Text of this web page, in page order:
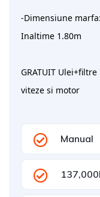
-Dimensiune
Inaltime 1.80m
GRATUIT
viteze si motor
Manual